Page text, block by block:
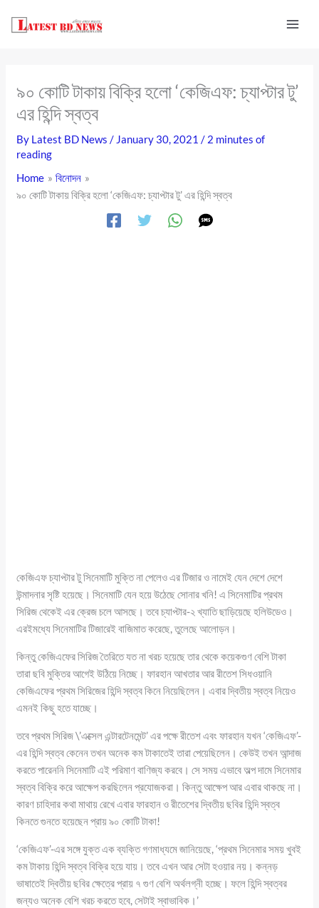
৯০ কোটি টাকায় বিক্রি হলো ‘কেজিএফ: চ্যাপ্টার টু’
এর হিন্দি স্বত্ব
By Latest BD News/ January 30, 2021/ 2 minutes of
reading
Home
বিনোদন
৯০ কোটি টাকায় বিক্রি হলো ‘কেজিএফ: চ্যাপ্টার টু’ এর হিন্দি স্বত্ব
কেজিএফ চ্যাপ্টার টু সিনেমাটি মুক্তি না পেলেও এর টিজার ও নামেই যেন দেশে দেশে
উন্মাদনার সৃষ্টি হয়েছে। সিনেমাটি যেন হয়ে উঠেছে সোনার খনি! এ সিনেমাটির প্রথম
সিরিজ থেকেই এর ক্রেজ চলে আসছে। তবে চ্যাপ্টার-২ খ্যাতি ছাড়িয়েছে হলিউডেও।
এরইমধ্যে সিনেমাটির টিজারেই বাজিমাত করেছে, তুলেছে আলোড়ন।
কিন্তু কেজিএফের সিরিজ তৈরিতে যত না খরচ হয়েছে তার থেকে কয়েকগুণ বেশি টাকা
তারা ছবি মুক্তির আগেই উঠিয়ে নিচ্ছে। ফারহান আখতার আর রীতেশ সিধওয়ানি
কেজিএফের প্রথম সিরিজের হিন্দি স্বত্ব কিনে নিয়েছিলেন। এবার দ্বিতীয় স্বত্ব নিয়েও
এমনই কিছু হতে যাচ্ছে।
তবে প্রথম সিরিজ \’এক্সেল এন্টারটেনমেন্ট’ এর পক্ষে রীতেশ এবং ফারহান যখন ‘কেজিএফ’-
এর হিন্দি স্বত্ব কেনেন তখন অনেক কম টাকাতেই তারা পেয়েছিলেন। কেউই তখন আন্দাজ
করতে পারেননি সিনেমাটি এই পরিমাণ বাণিজ্য করবে। সে সময় এভাবে অল্প দামে সিনেমার
স্বত্ব বিক্রি করে আক্ষেপ করছিলেন প্রযোজকরা। কিন্তু আক্ষেপ আর এবার থাকছে না।
কারণ চাহিদার কথা মাথায় রেখে এবার ফারহান ও রীতেশের দ্বিতীয় ছবির হিন্দি স্বত্ব
কিনতে গুনতে হয়েছেন প্রায় ৯০ কোটি টাকা!
‘কেজিএফ’-এর সঙ্গে যুক্ত এক ব্যক্তি গণমাধ্যমে জানিয়েছে, ‘প্রথম সিনেমার সময় খুবই
কম টাকায় হিন্দি স্বত্ব বিক্রি হয়ে যায়। তবে এখন আর সেটা হওয়ার নয়। কন্নড়
ভাষাতেই দ্বিতীয় ছবির ক্ষেত্রে প্রায় ৭ গুণ বেশি অর্থলগ্নী হচ্ছে। ফলে হিন্দি স্বত্বর
জন্যও অনেক বেশি খরচ করতে হবে, সেটাই স্বাভাবিক।’